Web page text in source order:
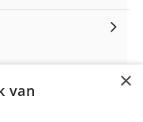
×
van